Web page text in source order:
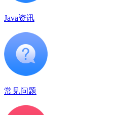
Java资讯
常见问题